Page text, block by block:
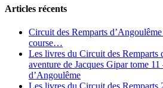
Articles récents
Circuit des Remparts
course…
Les livres du Circuit des Remparts
aventure de Jacques Gipar tome
d’Angoulême